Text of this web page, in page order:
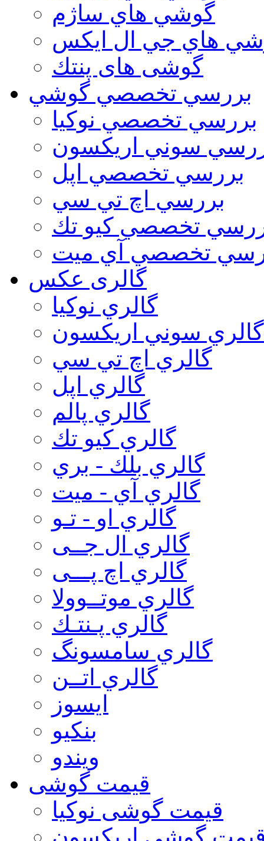
گوشي هاي ساژم
هاي جي ال ايكس
گوشی های پنتك
بررسي تخصصي گوشي
بررسي تخصصي نوكيا
سوني اريكسون
بررسي تخصصي اپل
بررسي اچ تي سي
تخصصي كيو تك
تخصصي آي ميت
گالری عکس
گالري نوكيا
گالري سوني اريكسون
گالري اچ تي سي
گالري اپل
گالري پالم
گالري كيو تك
گالري بلك - بري
گالري آي - ميت
گالري او - تـو
گالري ال جــی
گالري اچ پـــی
گالري موتــوولا
گالري پـنتـك
گالري سامسونگ
گالري اتــن
ایسوز
بنکیو
ویندو
قیمت گوشی
قیمت گوشی نوكيا